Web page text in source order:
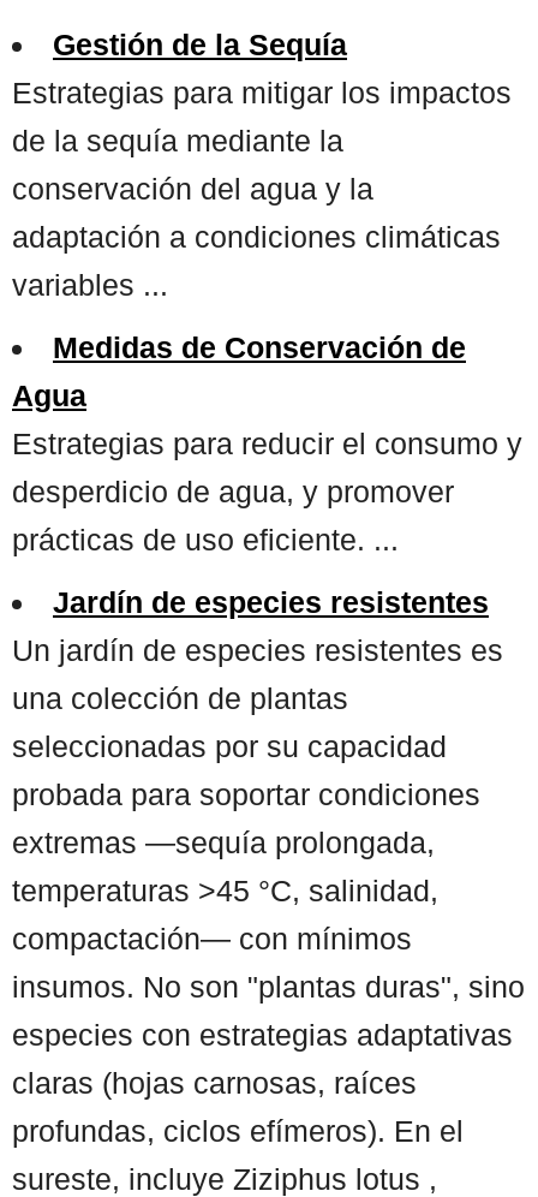
Gestión de la Sequía
Estrategias para mitigar los impactos
de la sequía mediante la
conservación del agua y la
adaptación a condiciones climáticas
variables ...
Medidas de Conservación de
Agua
Estrategias para reducir el consumo y
desperdicio de agua, y promover
prácticas de uso eficiente. ...
Jardín de especies resistentes
Un jardín de especies resistentes es
una colección de plantas
seleccionadas por su capacidad
probada para soportar condiciones
extremas —sequía prolongada,
temperaturas >45 °C, salinidad,
compactación— con mínimos
insumos. No son "plantas duras", sino
especies con estrategias adaptativas
claras (hojas carnosas, raíces
profundas, ciclos efímeros). En el
sureste, incluye Ziziphus lotus ,